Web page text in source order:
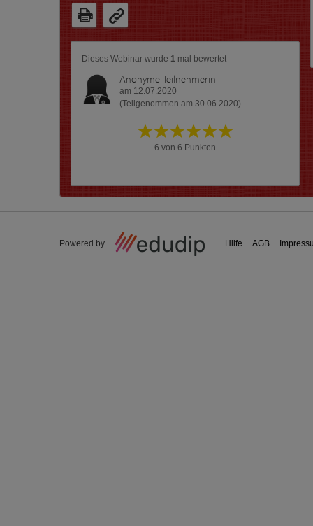
Dieses Webinar wurde 1 mal bewertet
Anonyme Teilnehmerin
am 12.07.2020
(Teilgenommen am 30.06.2020)
6 von 6 Punkten
Powered by AGB
Hilfe